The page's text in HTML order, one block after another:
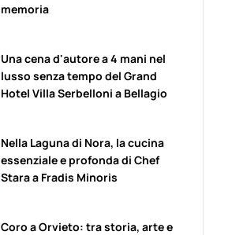
memoria
Una cena d'autore a 4 mani nel
lusso senza tempo del Grand
Hotel Villa Serbelloni a Bellagio
Nella Laguna di Nora, la cucina
essenziale e profonda di Chef
Stara a Fradis Minoris
Coro a Orvieto: tra storia, arte e